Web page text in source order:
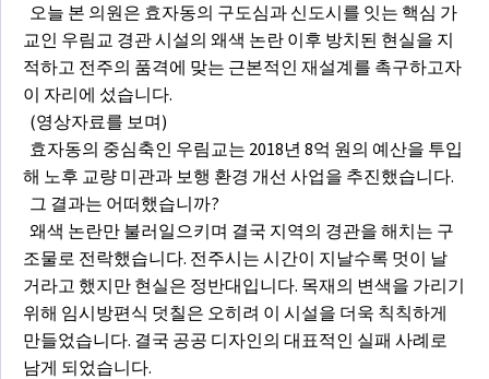
오늘 본 의원은 효자동의 구도심과 신도시를 잇는 핵심 가
교인 우림교 경관 시설의 왜색 논란 이후 방치된 현실을 지
적하고 전주의 품격에 맞는 근본적인 재설계를 촉구하고자
이 자리에 섰습니다.
(영상자료를 보며)
효자동의 중심축인 우림교는 2018년 8억 원의 예산을 투입
해 노후 교량 미관과 보행 환경 개선 사업을 추진했습니다.
그 결과는 어떠했습니까?
왜색 논란만 불러일으키며 결국 지역의 경관을 해치는 구
조물로 전락했습니다. 전주시는 시간이 지날수록 멋이 날
거라고 했지만 현실은 정반대입니다. 목재의 변색을 가리기
위해 임시방편식 덧칠은 오히려 이 시설을 더욱 칙칙하게
만들었습니다. 결국 공공 디자인의 대표적인 실패 사례로
남게 되었습니다.